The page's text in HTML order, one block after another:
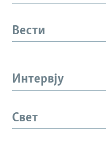
Вести
Интервју
Свет